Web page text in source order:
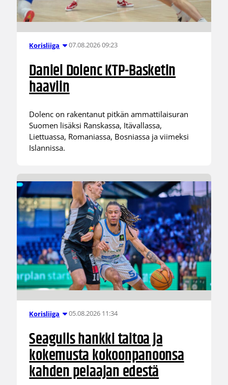
Korisliiga 07.08.2026 09:23
Daniel Dolenc KTP-Basketin
haaviin
Dolenc on rakentanut pitkän ammattilaisuran
Suomen lisäksi Ranskassa, Itävallassa,
Liettuassa, Romaniassa, Bosniassa ja viimeksi
Islannissa.
Korisliiga 05.08.2026 11:34
Seagulls hankki taitoa ja
kokemusta kokoonpanoonsa
kahden pelaajan edestä